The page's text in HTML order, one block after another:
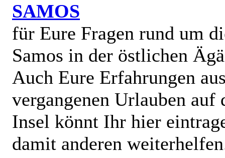
SAMOS
für Eure Fragen rund um
Samos in der östlichen
Auch Eure Erfahrungen
vergangenen Urlauben auf
Insel könnt Ihr hier
damit anderen